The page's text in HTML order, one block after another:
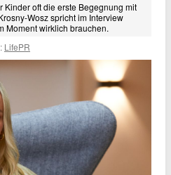
Kinder oft die erste Begegnung mit
Wosz spricht im Interview
Moment wirklich brauchen.
LifePR